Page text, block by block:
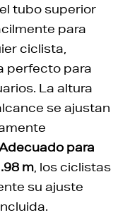
tubo superior
para
ciclista,
perfecto para
La altura
se ajustan
para
m , los ciclistas
su ajuste